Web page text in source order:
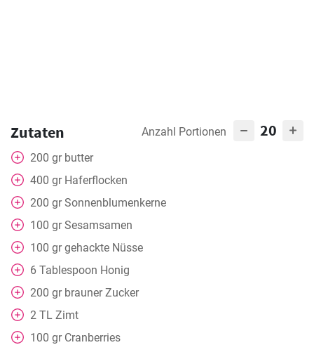
Zutaten Anzahl Portionen 20
200 gr butter
400 gr Haferflocken
200 gr Sonnenblumenkerne
100 gr Sesamsamen
100 gr gehackte Nüsse
6 Tablespoon Honig
200 gr brauner Zucker
2 TL Zimt
100 gr Cranberries